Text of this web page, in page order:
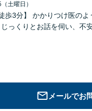
土曜日）
歩3分】 かかりつけ医の
っくりとお話を伺い、不
メールでお